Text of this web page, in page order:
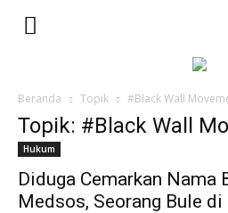
Beranda Topik #Black Wall
Topik: #Black Wall
Hukum
Diduga Cemarkan Nama
Medsos, Seorang Bule